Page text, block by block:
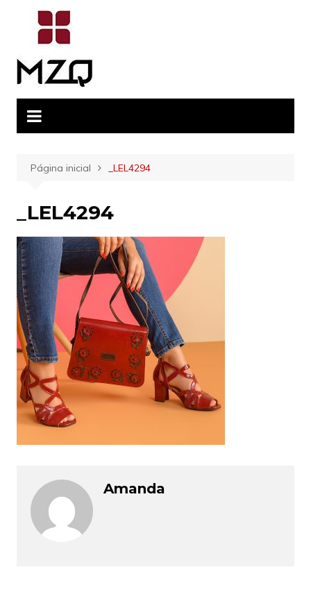
conteúdo
Página inicial _LEL4294
_LEL4294
Amanda